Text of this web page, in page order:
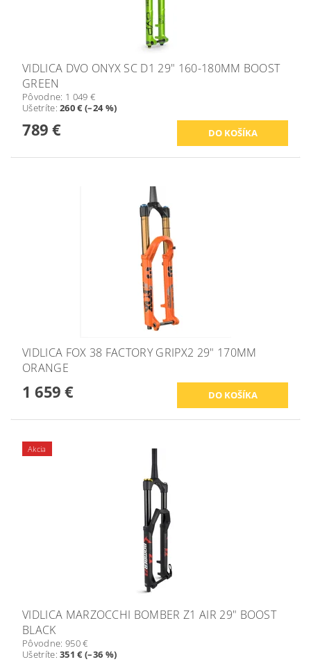
VIDLICA DVO ONYX SC D1 29" 160-180MM BOOST
GREEN
Pôvodne: 1 049 €
Ušetríte:260 € (–24 %)
789 €
VIDLICA FOX 38 FACTORY GRIPX2 29" 170MM
ORANGE
1 659 €
Akcia
VIDLICA MARZOCCHI BOMBER Z1 AIR 29" BOOST
BLACK
Pôvodne: 950 €
Ušetríte:351 € (–36 %)